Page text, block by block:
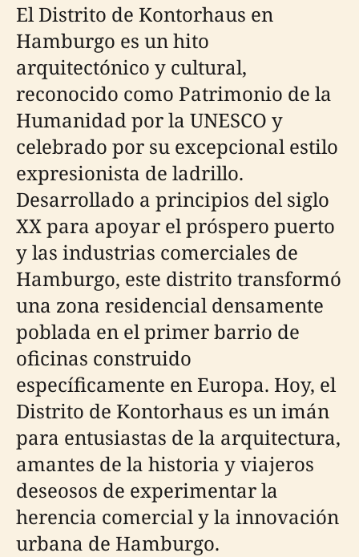
El Distrito de Kontorhaus en
Hamburgo es un hito
arquitectónico y cultural,
reconocido como Patrimonio de la
Humanidad por la UNESCO y
celebrado por su excepcional estilo
expresionista de ladrillo.
Desarrollado a principios del siglo
XX para apoyar el próspero puerto
y las industrias comerciales de
Hamburgo, este distrito transformó
una zona residencial densamente
poblada en el primer barrio de
oficinas construido
específicamente en Europa. Hoy, el
Distrito de Kontorhaus es un imán
para entusiastas de la arquitectura,
amantes de la historia y viajeros
deseosos de experimentar la
herencia comercial y la innovación
urbana de Hamburgo.